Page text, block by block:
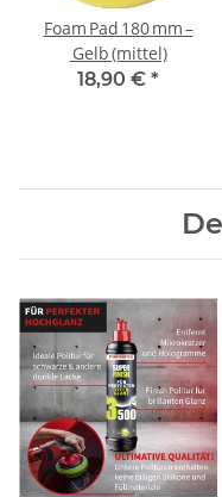
Foam Pad 180 mm –
Gelb (mittel)
18,90 € *